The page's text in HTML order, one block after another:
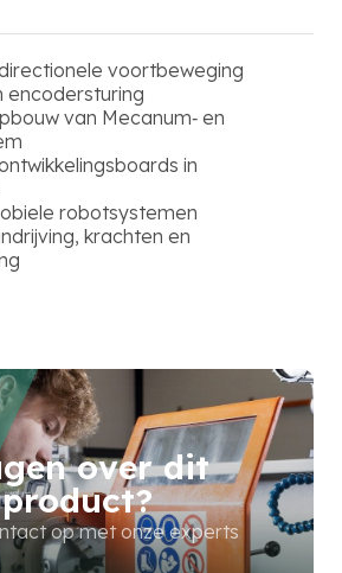
voortbeweging
encodersturing
van Mecanum‑ en
in
robotsystemen
krachten en
over dit
product?
op met onze experts